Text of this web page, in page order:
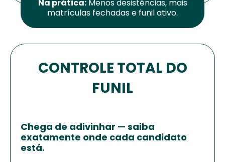
Na prática:Menos desistências, mais
matrículas fechadas e funil ativo.
CONTROLE TOTAL DO
FUNIL
Chega de adivinhar — saiba
exatamente onde cada candidato
está.